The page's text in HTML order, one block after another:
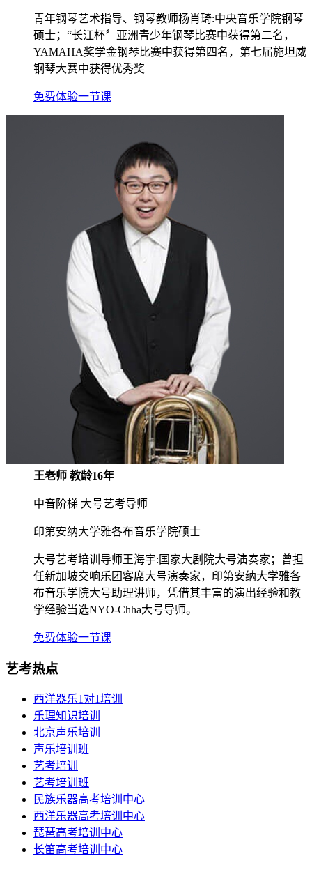
青年钢琴艺术指导、钢琴教师杨肖琦:中央音乐学院钢琴
硕士；“长江杯〞亚洲青少年钢琴比赛中获得第二名，
YAMAHA奖学金钢琴比赛中获得第四名，第七届施坦威
钢琴大赛中获得优秀奖
免费体验一节课
王老师 教龄16年
中音阶梯 大号艺考导师
印第安纳大学雅各布音乐学院硕士
大号艺考培训导师王海宇:国家大剧院大号演奏家；曾担
任新加坡交响乐团客席大号演奏家，印第安纳大学雅各
布音乐学院大号助理讲师，凭借其丰富的演出经验和教
学经验当选NYO-Chha大号导师。
免费体验一节课
艺考热点
西洋器乐1对1培训
乐理知识培训
北京声乐培训
声乐培训班
艺考培训
艺考培训班
民族乐器高考培训中心
西洋乐器高考培训中心
琵琶高考培训中心
长笛高考培训中心